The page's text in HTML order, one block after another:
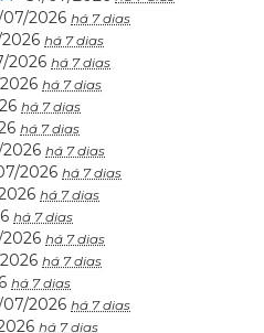
07/2026 há 7 dias
há 7 dias
2026 há 7 dias
há 7 dias
há 7 dias
há 7 dias
há 7 dias
2026 há 7 dias
há 7 dias
há 7 dias
há 7 dias
há 7 dias
há 7 dias
07/2026 há 7 dias
há 7 dias